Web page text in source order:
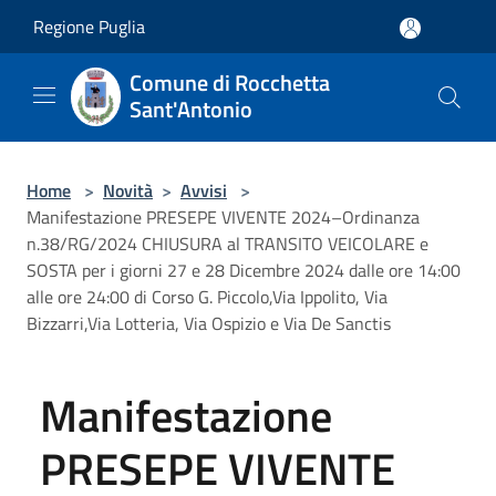
Regione Puglia
Comune di Rocchetta
Sant'Antonio
Home > Novità > Avvisi >
Manifestazione PRESEPE VIVENTE 2024–Ordinanza
n.38/RG/2024 CHIUSURA al TRANSITO VEICOLARE e
SOSTA per i giorni 27 e 28 Dicembre 2024 dalle ore 14:00
alle ore 24:00 di Corso G. Piccolo,Via Ippolito, Via
Bizzarri,Via Lotteria, Via Ospizio e Via De Sanctis
Manifestazione
PRESEPE VIVENTE